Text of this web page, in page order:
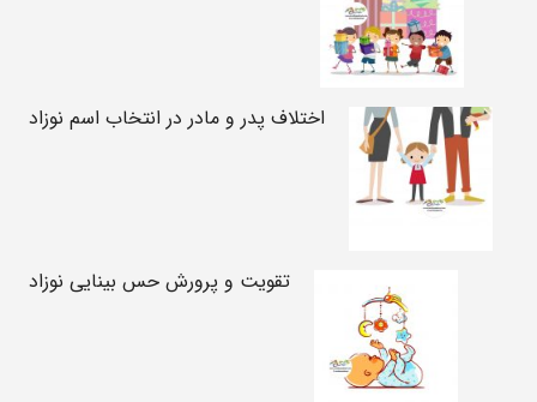
اختلاف پدر و مادر در انتخاب اسم نوزاد
تقویت و پرورش حس بینایی نوزاد